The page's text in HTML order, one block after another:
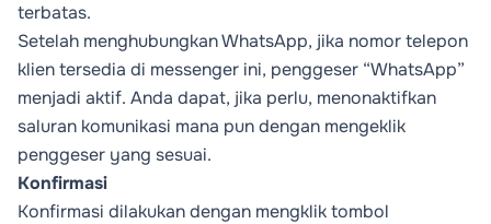
terbatas.
Setelah menghubungkan WhatsApp, jika nomor telepon
klien tersedia di messenger ini, penggeser “WhatsApp”
menjadi aktif. Anda dapat, jika perlu, menonaktifkan
saluran komunikasi mana pun dengan mengeklik
penggeser yang sesuai.
Konfirmasi
Konfirmasi dilakukan dengan mengklik tombol